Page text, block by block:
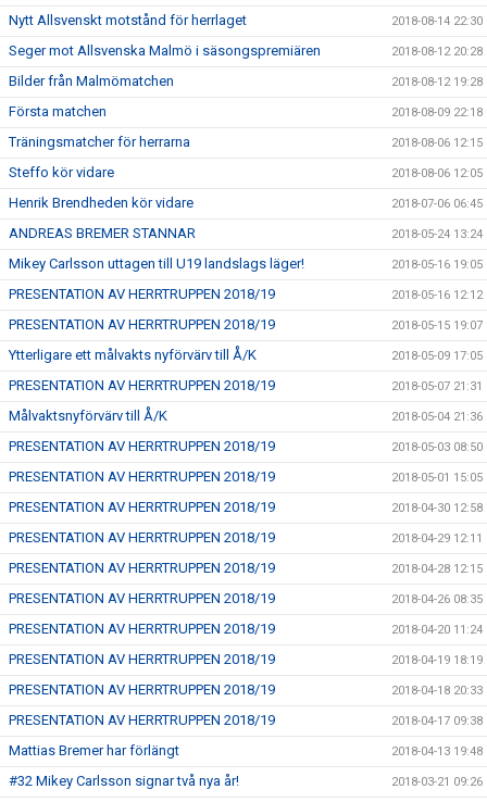
Nytt Allsvenskt motstånd för herrlaget 2018-08-14 22:30
Seger mot Allsvenska Malmö i säsongspremiären 2018-08-12 20:28
Bilder från Malmömatchen 2018-08-12 19:28
Första matchen 2018-08-09 22:18
Träningsmatcher för herrarna 2018-08-06 12:15
Steffo kör vidare 2018-08-06 12:05
Henrik Brendheden kör vidare 2018-07-06 06:45
ANDREAS BREMER STANNAR 2018-05-24 13:24
Mikey Carlsson uttagen till U19 landslags läger! 2018-05-16 19:05
PRESENTATION AV HERRTRUPPEN 2018/19 2018-05-16 12:12
PRESENTATION AV HERRTRUPPEN 2018/19 2018-05-15 19:07
Ytterligare ett målvakts nyförvärv till Å/K 2018-05-09 17:05
PRESENTATION AV HERRTRUPPEN 2018/19 2018-05-07 21:31
Målvaktsnyförvärv till Å/K 2018-05-04 21:36
PRESENTATION AV HERRTRUPPEN 2018/19 2018-05-03 08:50
PRESENTATION AV HERRTRUPPEN 2018/19 2018-05-01 15:05
PRESENTATION AV HERRTRUPPEN 2018/19 2018-04-30 12:58
PRESENTATION AV HERRTRUPPEN 2018/19 2018-04-29 12:11
PRESENTATION AV HERRTRUPPEN 2018/19 2018-04-28 12:15
PRESENTATION AV HERRTRUPPEN 2018/19 2018-04-26 08:35
PRESENTATION AV HERRTRUPPEN 2018/19 2018-04-20 11:24
PRESENTATION AV HERRTRUPPEN 2018/19 2018-04-19 18:19
PRESENTATION AV HERRTRUPPEN 2018/19 2018-04-18 20:33
PRESENTATION AV HERRTRUPPEN 2018/19 2018-04-17 09:38
Mattias Bremer har förlängt 2018-04-13 19:48
#32 Mikey Carlsson signar två nya år! 2018-03-21 09:26